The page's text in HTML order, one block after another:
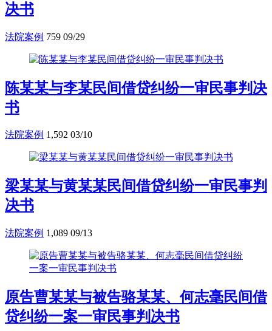
决书
法院案例 759 09/29
陈某某与李某民间借贷纠纷一审民事判决
书
法院案例 1,592 03/10
梁某某与黄某某民间借贷纠纷一审民事判
决书
法院案例 1,089 09/13
原告曹某某与被告骆某某、何志毫民间借
贷纠纷一案一审民事判决书